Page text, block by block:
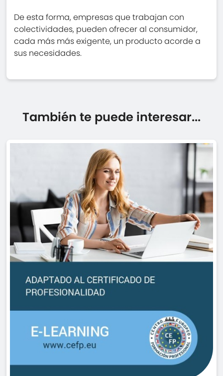
De esta forma, empresas que trabajan con
colectividades, pueden ofrecer al consumidor,
cada más más exigente, un producto acorde a
sus necesidades.
También te puede interesar...